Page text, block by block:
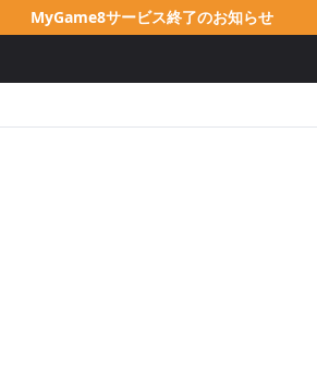
MyGame8サービス終了のお知らせ